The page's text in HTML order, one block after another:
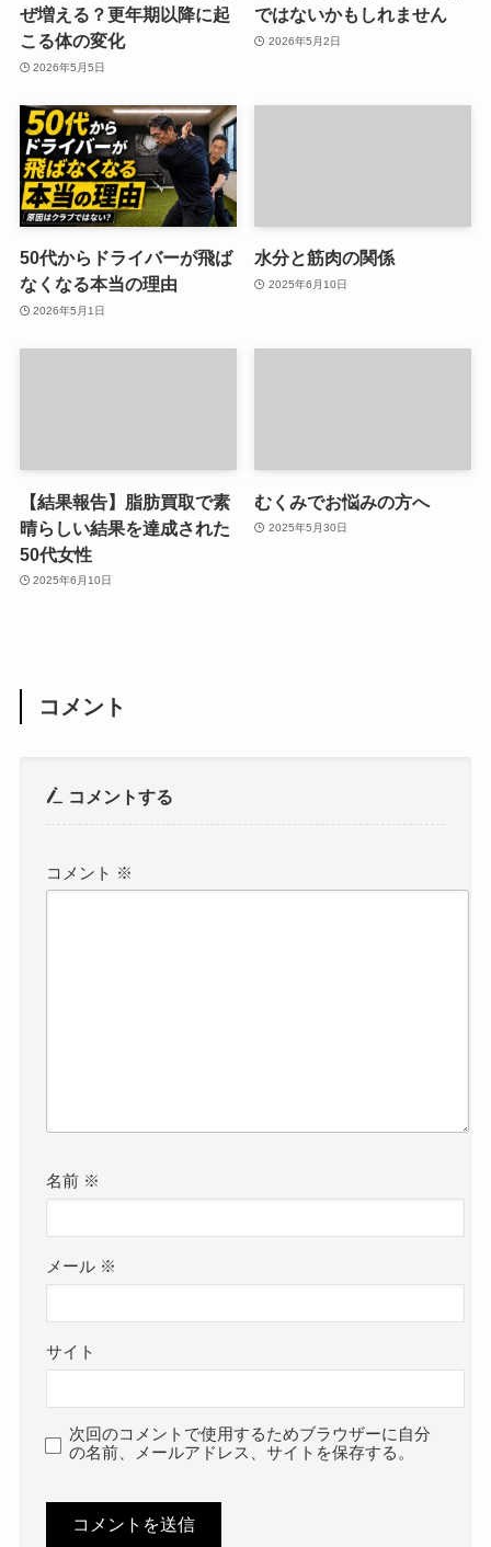
ぜ増える？更年期以降に起
こる体の変化
2026年5月5日
ではないかもしれません
2026年5月2日
50代からドライバーが飛ば
なくなる本当の理由
2026年5月1日
水分と筋肉の関係
2025年6月10日
【結果報告】脂肪買取で素
晴らしい結果を達成された
50代女性
2025年6月10日
むくみでお悩みの方へ
2025年5月30日
コメント
コメントする
コメント ※
名前 ※
メール ※
サイト
次回のコメントで使用するためブラウザーに自分
の名前、メールアドレス、サイトを保存する。